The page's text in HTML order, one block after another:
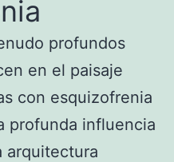
profundos
en el paisaje
con esquizofrenia
profunda influencia
arquitectura